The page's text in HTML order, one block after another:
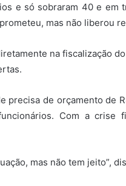
e só sobraram 40 e em
mas não liberou
na fiscalização
precisa de orçamento de
Com a crise
mas não tem jeito”,